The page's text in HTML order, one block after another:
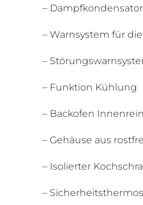
–
– Warnsystem für
–
– Funktion Kühlung
– Backofen
– Gehäuse aus
– Isolierter
–